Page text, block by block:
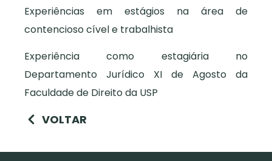
Experiências em estágios na área de
contencioso cível e trabalhista
Experiência como estagiária no
Departamento Jurídico XI de Agosto da
Faculdade de Direito da USP
VOLTAR